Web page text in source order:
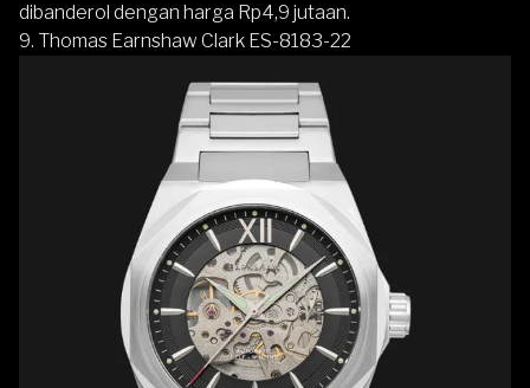
dibanderol dengan harga Rp4,9 jutaan.
9. Thomas Earnshaw Clark ES-8183-22